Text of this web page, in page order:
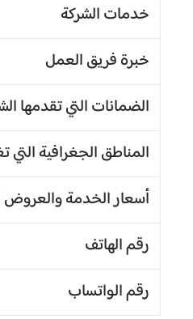
خدمات الشركة
خبرة فريق العمل
الضمانات التي تقدمها
المناطق الجغرافية التي
أسعار الخدمة
رقم الهاتف
رقم الواتساب